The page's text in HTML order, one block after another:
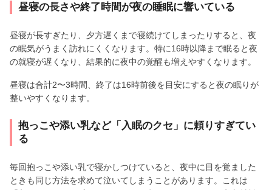
昼寝の長さや終了時間が夜の睡眠に響いている
昼寝が長すぎたり、夕方遅くまで寝続けてしまったりすると、夜
の眠気がうまく訪れにくくなります。特に16時以降まで眠ると夜
の就寝が遅くなり、結果的に夜中の覚醒も増えやすくなります。
昼寝は合計2〜3時間、終了は16時前後を目安にすると夜の眠りが
整いやすくなります。
抱っこや添い乳など「入眠のクセ」に頼りすぎてい
る
毎回抱っこや添い乳で寝かしつけていると、夜中に目を覚ました
ときも同じ方法を求めて泣いてしまうことがあります。これは